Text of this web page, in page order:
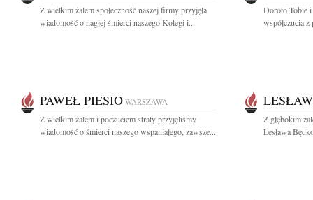
Z wielkim żalem społeczność naszej firmy przyjęła
wiadomość o nagłej śmierci naszego Kolegi i...
Doroto Tobie
współczucia
PAWEŁ PIESIO WARSZAWA
Z wielkim żalem i poczuciem straty przyjęliśmy
wiadomość o śmierci naszego wspaniałego, zawsze...
Z głębokim
Lesława